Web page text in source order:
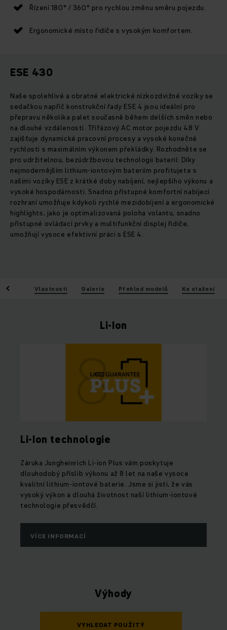
Řízení 180° / 360° pro rychlou změnu směru pojezdu.
Ergonomické místo řidiče s vysokým komfortem.
ESE 430
Naše spolehlivé a obratné elektrické nízkozdvižné vozíky se
sedačkou napříč konstrukční řady ESE 4 jsou ideální pro
přepravu několika palet současně během delších směn nebo
na dlouhé vzdálenosti. Třífázový AC motor pojezdu 48 V
zajišťuje dynamické pracovní procesy a vysoké konečné
rychlosti s maximálním výkonem překládky. Rozhodněte se
pro udržitelnou, bezúdržbovou technologii baterií: Díky
nejmodernějším lithium-iontovým bateriím profitujete s
našimi vozíky ESE z krátké doby nabíjení, nejlepšího výkonu a
vysoké hospodárnosti. Snadno přístupné komfortní nabíjecí
rozhraní umožňuje kdykoli rychlé mezidobíjení a ergonomické
highlights, jako je optimalizovaná poloha volantu, snadno
přístupné ovládací prvky a multifunkční displej řidiče,
umožňují vysoce efektivní práci s ESE 4.
Vlastnosti Galerie Přehled modelů Ke stažení
Li-Ion
Li-Ion technologie
Záruka Jungheinrich Li-ion Plus vám poskytuje
dlouhodobý příslib výkonu až 8 let na naše vysoce
kvalitní lithium-iontové baterie. Jsme si jisti, že vás
vysoký výkon a dlouhá životnost naší lithium-iontové
technologie přesvědčí.
VÍCE INFORMACÍ
Výhody
VYHLEDAT POUŽITÝ